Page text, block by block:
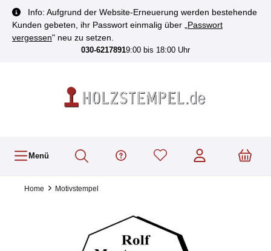
springen
Info: Aufgrund der Website-Erneuerung werden bestehende
Kunden gebeten, ihr Passwort einmalig über „ Passwort
vergessen" neu zu setzen.
030-62178919:00 bis 18:00 Uhr
Menü
Home Motivstempel